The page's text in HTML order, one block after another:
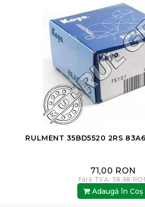
RULMENT 35BD5520 2RS
71,00 RON
Fără TVA: 58,68
Adaugă în Coş